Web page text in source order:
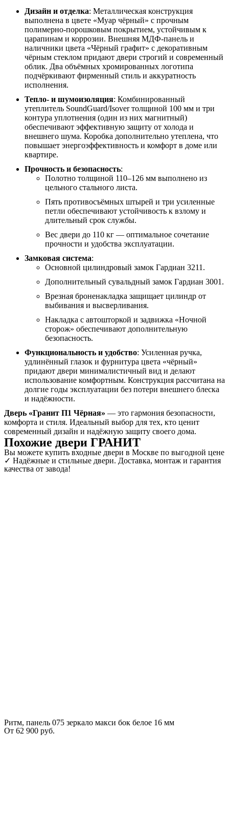
Дизайн и отделка: Металлическая конструкция
выполнена в цвете «Муар чёрный» с прочным
полимерно-порошковым покрытием, устойчивым к
царапинам и коррозии. Внешняя МДФ-панель и
наличники цвета «Чёрный графит» с декоративным
чёрным стеклом придают двери строгий и современный
облик. Два объёмных хромированных логотипа
подчёркивают фирменный стиль и аккуратность
исполнения.
Тепло- и шумоизоляция: Комбинированный
утеплитель SoundGuard/Isover толщиной 100 мм и три
контура уплотнения (один из них магнитный)
обеспечивают эффективную защиту от холода и
внешнего шума. Коробка дополнительно утеплена, что
повышает энергоэффективность и комфорт в доме или
квартире.
Прочность и безопасность:
Полотно толщиной 110–126 мм выполнено из
цельного стального листа.
Пять противосъёмных штырей и три усиленные
петли обеспечивают устойчивость к взлому и
длительный срок службы.
Вес двери до 110 кг — оптимальное сочетание
прочности и удобства эксплуатации.
Замковая система:
Основной цилиндровый замок Гардиан 3211.
Дополнительный сувальдный замок Гардиан 3001.
Врезная броненакладка защищает цилиндр от
выбивания и высверливания.
Накладка с автошторкой и задвижка «Ночной
сторож» обеспечивают дополнительную
безопасность.
Функциональность и удобство: Усиленная ручка,
удлинённый глазок и фурнитура цвета «чёрный»
придают двери минималистичный вид и делают
использование комфортным. Конструкция рассчитана на
долгие годы эксплуатации без потери внешнего блеска
и надёжности.
Дверь «Гранит П1 Чёрная» — это гармония безопасности,
комфорта и стиля. Идеальный выбор для тех, кто ценит
современный дизайн и надёжную защиту своего дома.
Похожие двери ГРАНИТ
Вы можете купить входные двери в Москве по выгодной цене
✓ Надёжные и стильные двери. Доставка, монтаж и гарантия
качества от завода!
Ритм, панель 075 зеркало макси бок белое 16 мм
От 62 900 руб.